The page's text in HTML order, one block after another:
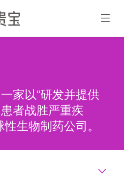
家以“研发并提供
者战胜严重疾
生物制药公司。